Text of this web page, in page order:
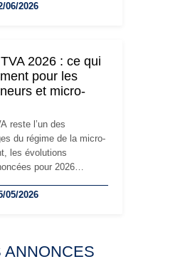
Si le régime de la
Décryptage des
et des précautions
les mauvaises
06/2026
2026 : ce qui
pour les
et micro-
reste l’un des
du régime de la micro-
les évolutions
pour 2026
artisans et
de contrôle
05/2026
ANNONCES